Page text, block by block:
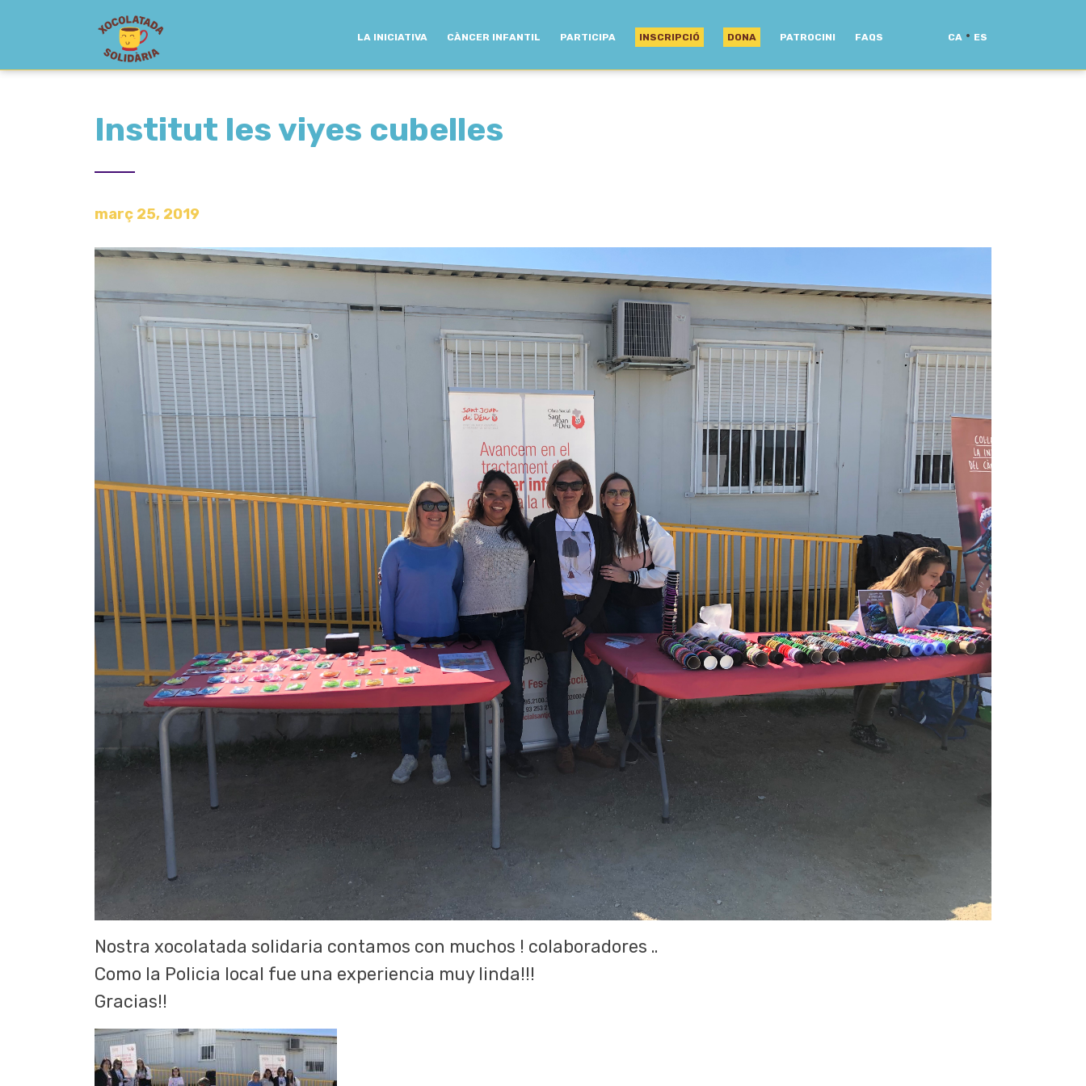
LA INICIATIVA CÀNCER INFANTIL PARTICIPA INSCRIPCIÓ DONA PATROCINI FAQS CA · ES
Institut les viyes cubelles
març 25, 2019
Nostra xocolatada solidaria contamos con muchos ! colaboradores ..
Como la Policia local fue una experiencia muy linda!!!
Gracias!!